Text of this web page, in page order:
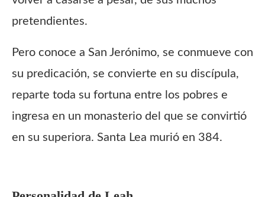
pretendientes.
Pero conoce a San Jerónimo, se conmueve con
su predicación, se convierte en su discípula,
reparte toda su fortuna entre los pobres e
ingresa en un monasterio del que se convirtió
en su superiora. Santa Lea murió en 384.